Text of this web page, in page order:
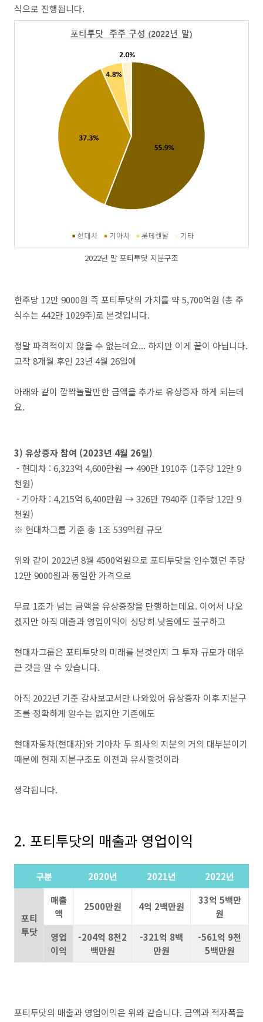
식으로 진행됩니다.
2022년 말 포티투닷 지분구조
한주당 12만 9000원 즉 포티투닷의 가치를 약 5,700억원 (총 주
식수는 442만 1029주)로 본것입니다.
정말 파격적이지 않을 수 없는데요... 하지만 이게 끝이 아닙니다.
고작 8개월 후인 23년 4월 26일에
아래와 같이 깜짝놀랄만한 금액을 추가로 유상증자 하게 되는데
요.
3) 유상증자 참여 (2023년 4월 26일)
- 현대차 : 6,323억 4,600만원 → 490만 1910주 (1주당 12만 9
천원)
- 기아차 : 4,215억 6,400만원 → 326만 7940주 (1주당 12만 9
천원)
※ 현대차그룹 기준 총 1조 539억원 규모
위와 같이 2022년 8월 4500억원으로 포티투닷을 인수했던 주당
12만 9000원과 동일한 가격으로
무료 1조가 넘는 금액을 유상증장을 단행하는데요. 이어서 나오
겠지만 아직 매출과 영업이익이 상당히 낮음에도 불구하고
현대차그룹은 포티투닷의 미래를 본것인지 그 투자 규모가 매우
큰 것을 알 수 있습니다.
아직 2022년 기준 감사보고서만 나와있어 유상증자 이후 지분구
조를 정확하게 알수는 없지만 기존에도
현대자동차(현대차)와 기아차 두 회사의 지분의 거의 대부분이기
때문에 현재 지분구조도 이전과 유사할것이라
생각됩니다.
2. 포티투닷의 매출과 영업이익
구분 2020년 2021년 2022년
포티
투닷
매출
액
2500만원 4억 2백만원
33억 5백만
원
영업
이익
-204억 8천2
백만원
-321억 8백
만원
-561억 9천
5백만원
포티투닷의 매출과 영업이익은 위와 같습니다. 금액과 적자폭을